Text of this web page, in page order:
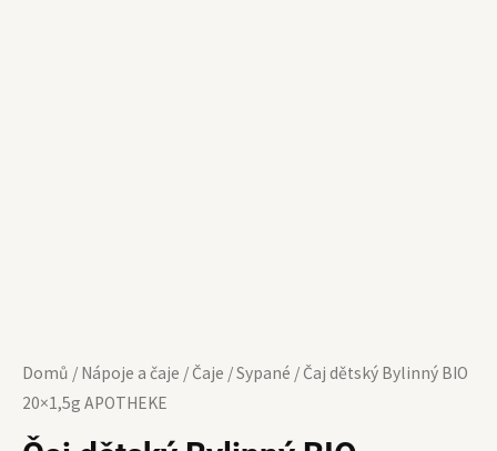
Domů / Nápoje a čaje / Čaje /Sypané / Čaj dětský Bylinný BIO
20×1,5g APOTHEKE